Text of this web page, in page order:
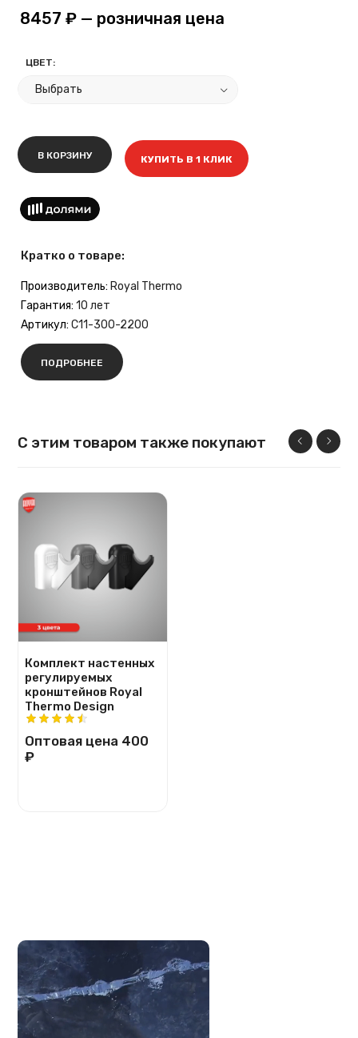
8457 ₽ — розничная цена
ЦВЕТ:
В КОРЗИНУ КУПИТЬ В 1 КЛИК
Кратко о товаре:
Производитель: Royal Thermo
Гарантия: 10 лет
Артикул: C11-300-2200
ПОДРОБНЕЕ
С этим товаром также покупают
Комплект настенных
регулируемых
кронштейнов Royal
Thermo Design
Оптовая цена 400
₽